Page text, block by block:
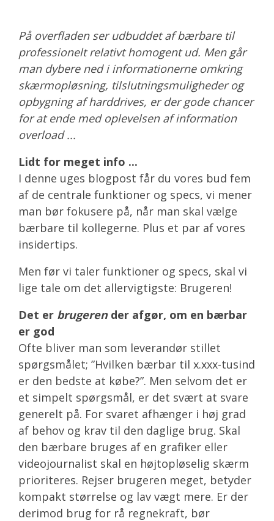
På overfladen ser udbuddet af bærbare til
professionelt relativt homogent ud. Men går
man dybere ned i informationerne omkring
skærmopløsning, tilslutningsmuligheder og
opbygning af harddrives, er der gode chancer
for at ende med oplevelsen af information
overload ...
Lidt for meget info ...
I denne uges blogpost får du vores bud fem
af de centrale funktioner og specs, vi mener
man bør fokusere på, når man skal vælge
bærbare til kollegerne. Plus et par af vores
insidertips.
Men før vi taler funktioner og specs, skal vi
lige tale om det allervigtigste: Brugeren!
Det er brugerender afgør, om en bærbar
er god
Ofte bliver man som leverandør stillet
spørgsmålet; ”Hvilken bærbar til x.xxx-tusind
er den bedste at købe?”. Men selvom det er
et simpelt spørgsmål, er det svært at svare
generelt på. For svaret afhænger i høj grad
af behov og krav til den daglige brug. Skal
den bærbare bruges af en grafiker eller
videojournalist skal en højtopløselig skærm
prioriteres. Rejser brugeren meget, betyder
kompakt størrelse og lav vægt mere. Er der
derimod brug for rå regnekraft, bør